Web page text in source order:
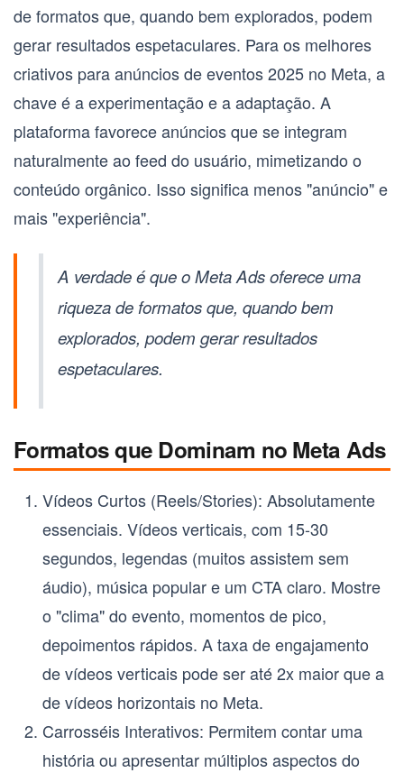
de formatos que, quando bem explorados, podem
gerar resultados espetaculares. Para os melhores
criativos para anúncios de eventos 2025 no Meta, a
chave é a experimentação e a adaptação. A
plataforma favorece anúncios que se integram
naturalmente ao feed do usuário, mimetizando o
conteúdo orgânico. Isso significa menos "anúncio" e
mais "experiência".
A verdade é que o Meta Ads oferece uma
riqueza de formatos que, quando bem
explorados, podem gerar resultados
espetaculares.
Formatos que Dominam no Meta Ads
Vídeos Curtos (Reels/Stories): Absolutamente
essenciais. Vídeos verticais, com 15-30
segundos, legendas (muitos assistem sem
áudio), música popular e um CTA claro. Mostre
o "clima" do evento, momentos de pico,
depoimentos rápidos. A taxa de engajamento
de vídeos verticais pode ser até 2x maior que a
de vídeos horizontais no Meta.
Carrosséis Interativos: Permitem contar uma
história ou apresentar múltiplos aspectos do